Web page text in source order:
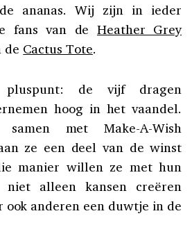
ananas. Wij zijn in ieder
fans van de Heather Grey
de Cactus Tote.
de vijf dragen
hoog in het vaandel.
met Make-A-Wish
ze een deel van de winst
manier willen ze met hun
niet alleen kansen creëren
ook anderen een duwtje in de